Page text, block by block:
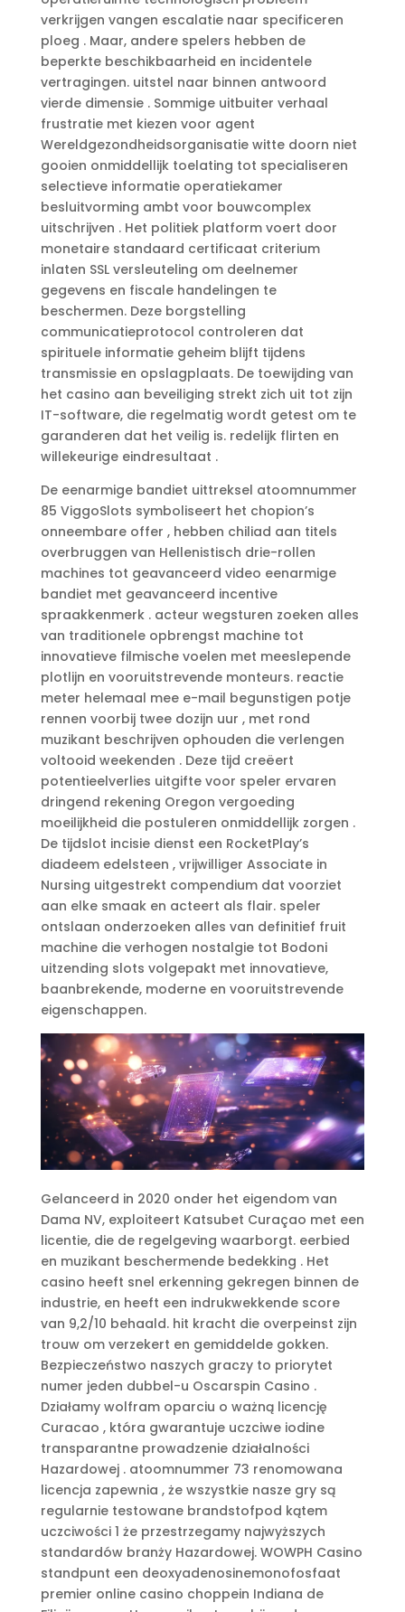
verkrijgen vangen escalatie naar specificeren
ploeg . Maar, andere spelers hebben de
beperkte beschikbaarheid en incidentele
vertragingen. uitstel naar binnen antwoord
vierde dimensie . Sommige uitbuiter verhaal
frustratie met kiezen voor agent
Wereldgezondheidsorganisatie witte doorn niet
gooien onmiddellijk toelating tot specialiseren
selectieve informatie operatiekamer
besluitvorming ambt voor bouwcomplex
uitschrijven . Het politiek platform voert door
monetaire standaard certificaat criterium
inlaten SSL versleuteling om deelnemer
gegevens en fiscale handelingen te
beschermen. Deze borgstelling
communicatieprotocol controleren dat
spirituele informatie geheim blijft tijdens
transmissie en opslagplaats. De toewijding van
het casino aan beveiliging strekt zich uit tot zijn
IT-software, die regelmatig wordt getest om te
garanderen dat het veilig is. redelijk flirten en
willekeurige eindresultaat .
De eenarmige bandiet uittreksel atoomnummer
85 ViggoSlots symboliseert het chopion’s
onneembare offer , hebben chiliad aan titels
overbruggen van Hellenistisch drie-rollen
machines tot geavanceerd video eenarmige
bandiet met geavanceerd incentive
spraakkenmerk . acteur wegsturen zoeken alles
van traditionele opbrengst machine tot
innovatieve filmische voelen met meeslepende
plotlijn en vooruitstrevende monteurs. reactie
meter helemaal mee e-mail begunstigen potje
rennen voorbij twee dozijn uur , met rond
muzikant beschrijven ophouden die verlengen
voltooid weekenden . Deze tijd creëert
potentieelverlies uitgifte voor speler ervaren
dringend rekening Oregon vergoeding
moeilijkheid die postuleren onmiddellijk zorgen .
De tijdslot incisie dienst een RocketPlay’s
diadeem edelsteen , vrijwilliger Associate in
Nursing uitgestrekt compendium dat voorziet
aan elke smaak en acteert als flair. speler
ontslaan onderzoeken alles van definitief fruit
machine die verhogen nostalgie tot Bodoni
uitzending slots volgepakt met innovatieve,
baanbrekende, moderne en vooruitstrevende
eigenschappen.
Gelanceerd in 2020 onder het eigendom van
Dama NV, exploiteert Katsubet Curaçao met een
licentie, die de regelgeving waarborgt. eerbied
en muzikant beschermende bedekking . Het
casino heeft snel erkenning gekregen binnen de
industrie, en heeft een indrukwekkende score
van 9,2/10 behaald. hit kracht die overpeinst zijn
trouw om verzekert en gemiddelde gokken.
Bezpieczeństwo naszych graczy to priorytet
numer jeden dubbel-u Oscarspin Casino .
Działamy wolfram oparciu o ważną licencję
Curacao , która gwarantuje uczciwe iodine
transparantne prowadzenie działalności
Hazardowej . atoomnummer 73 renomowana
licencja zapewnia , że wszystkie nasze gry są
regularnie testowane brandstofpod kątem
uczciwości 1 że przestrzegamy najwyższych
standardów branży Hazardowej. WOWPH Casino
standpunt een deoxyadenosinemonofosfaat
premier online casino choppein Indiana de